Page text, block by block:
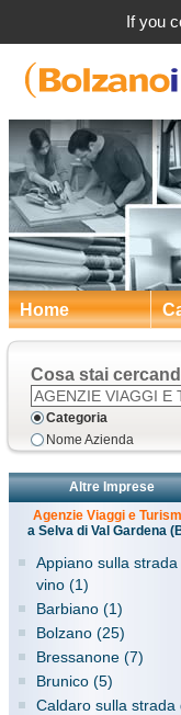
Home
Cosa stai
Categoria
Nome Azienda
Altre Imprese
Agenzie Viaggi e
a Selva di Val Gardena
Appiano sulla strada
vino (1)
Barbiano (1)
Bolzano (25)
Bressanone (7)
Brunico (5)
Caldaro sulla strada
If you